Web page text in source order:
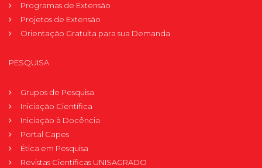
Programas de Extensão
Projetos de Extensão
Orientação Gratuita para sua Demanda
PESQUISA
Grupos de Pesquisa
Iniciação Científica
Iniciação à Docência
Portal Capes
Ética em Pesquisa
Revistas Científicas UNISAGRADO